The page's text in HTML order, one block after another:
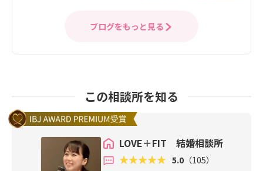
ブログをもっと見る
この相談所を知る
LOVE＋FIT 結婚相談所
5.0（105）